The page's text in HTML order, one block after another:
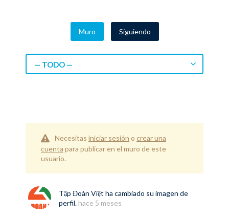
Muro Siguiendo
— TODO —
Necesitas iniciar sesión o crear una
cuenta para publicar en el muro de este
usuario.
Tập Đoàn Việt ha cambiado su imagen de
perfil. hace 5 meses